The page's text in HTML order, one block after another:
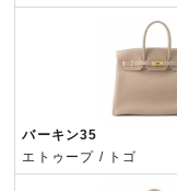
バーキン35
エトゥープ / トゴ